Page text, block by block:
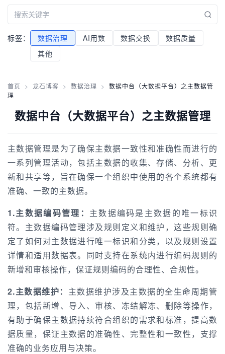
标签： 数据治理 AI用数 数据交换
数据质量
其他
首页 > 龙石博客 > 数据治理 >
数据中台（大数据平台）之主数据管
理
数据中台（大数据平台）之主数据管理
主数据管理是为了确保主数据一致性和准确性而进行的
一系列管理活动，包括主数据的收集、存储、分析、更
新和共享等，旨在确保一个组织中使用的各个系统都有
准确、一致的主数据。
1.主数据编码管理： 主数据编码是主数据的唯一标识
符。主数据编码管理涉及规则定义和维护，这些规则确
定了如何对主数据进行唯一标识和分类，以及规则设置
详情和适用数据表。同时支持在系统内进行编码规则的
新增和审核操作，保证规则编码的合理性、合规性。
2.主数据维护： 主数据维护涉及主数据的全生命周期管
理，包括新增、导入、审核、冻结解冻、删除等操作，
有助于确保主数据持续符合组织的需求和标准，提高数
据质量，保证主数据的准确性、完整性和一致性，支撑
准确的业务应用与决策。